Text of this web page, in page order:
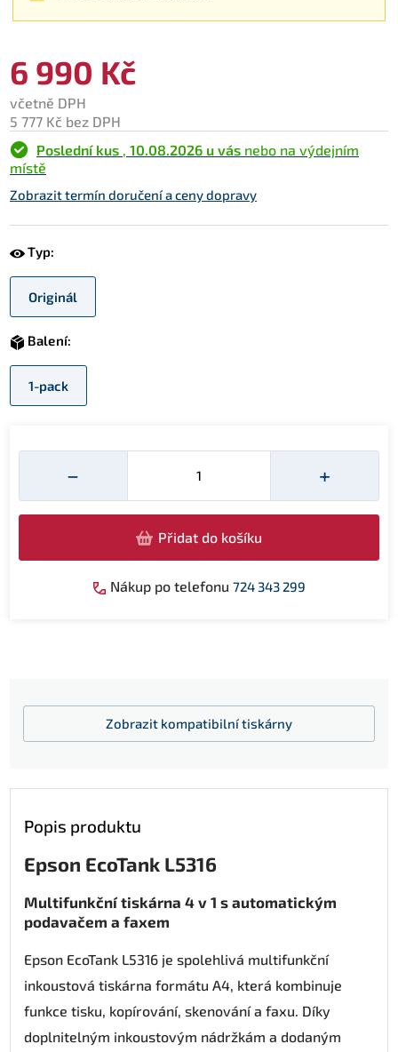
6 990 Kč
včetně DPH
5 777 Kč bez DPH
Poslední kus , 10.08.2026 u vás nebo na výdejním
místě
Zobrazit termín doručení a ceny dopravy
Typ:
Originál
Balení:
1-pack
−
Množství
+
Přidat do košíku
Nákup po telefonu 724 343 299
Zobrazit kompatibilní tiskárny
Popis produktu
Epson EcoTank L5316
Multifunkční tiskárna 4 v 1 s automatickým
podavačem a faxem
Epson EcoTank L5316 je spolehlivá multifunkční
inkoustová tiskárna formátu A4, která kombinuje
funkce tisku, kopírování, skenování a faxu. Díky
doplnitelným inkoustovým nádržkám a dodaným